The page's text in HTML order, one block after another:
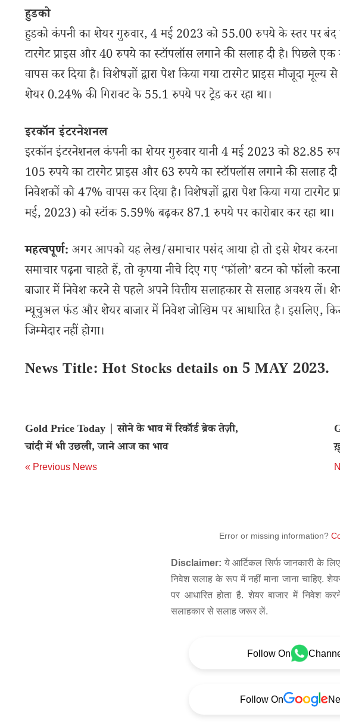
हुडको
हुडको कंपनी का शेयर गुरुवार, 4 मई 2023 को 55.00 रुपये के स्तर पर
टारगेट प्राइस और 40 रुपये का स्टॉपलॉस लगाने की सलाह दी है। पिछले
वापस कर दिया है। विशेषज्ञों द्वारा पेश किया गया टारगेट प्राइस मौजूदा
शेयर 0.24% की गिरावट के 55.1 रुपये पर ट्रेड कर रहा था।
इरकॉन इंटरनेशनल
इरकॉन इंटरनेशनल कंपनी का शेयर गुरुवार यानी 4 मई 2023 को 82.85
105 रुपये का टारगेट प्राइस और 63 रुपये का स्टॉपलॉस लगाने की सलाह
निवेशकों को 47% वापस कर दिया है। विशेषज्ञों द्वारा पेश किया गया
मई, 2023) को स्टॉक 5.59% बढ़कर 87.1 रुपये पर कारोबार कर रहा था।
महत्वपूर्ण: अगर आपको यह लेख/समाचार पसंद आया हो तो इसे शेयर
समाचार पढ़ना चाहते हैं, तो कृपया नीचे दिए गए ‘फॉलो’ बटन को फॉलो
बाजार में निवेश करने से पहले अपने वित्तीय सलाहकार से सलाह अवश्य लें।
म्यूचुअल फंड और शेयर बाजार में निवेश जोखिम पर आधारित है। इसलिए, किसी
जिम्मेदार नहीं होगा।
News Title: Hot Stocks details on 5 MAY 2023.
Gold Price Today | सोने के भाव में रिकॉर्ड ब्रेक तेज़ी,
चांदी में भी उछली, जाने आज का भाव
« Previous News
Error or missing information?
Disclaimer: ये आर्टिकल सिर्फ जानकारी के
निवेश सलाह के रूप में नहीं माना जाना चाहिए.
पर आधारित होता है. शेयर बाजार में निवेश
सलाहकार से सलाह जरूर लें.
Follow On
Follow On